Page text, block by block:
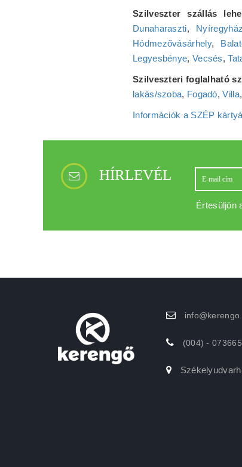
Szilveszter szállás
Dunaharaszti,
Hódmezővásárhely,
Legyesbénye, Vecsés,
Szilveszteri foglalható
lakás/szoba, Fogadó,Villa,
Információk a SZÉP
HÍRLEVÉL
Értesüljön
(004) -